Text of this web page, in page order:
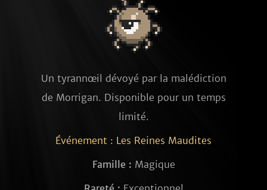
Un tyrannœil dévoyé par la malédiction
de Morrigan. Disponible pour un temps
limité.
Événement : Les Reines Maudites
Famille : Magique